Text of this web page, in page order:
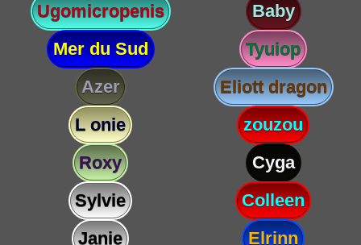
Ugomicropenis
Baby
Mer du Sud
Tyuiop
Azer
Eliott dragon
L onie
zouzou
Roxy
Cyga
Sylvie
Colleen
Janie
Elrinn